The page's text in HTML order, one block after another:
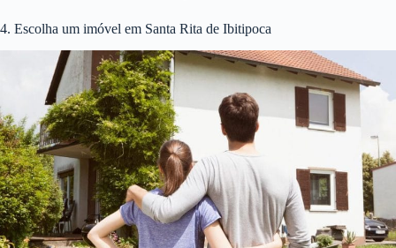
4. Escolha um imóvel em Santa Rita de Ibitipoca